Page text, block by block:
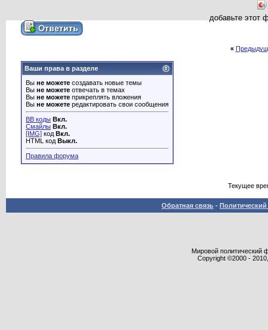
добавьте этот
«
Ваши права в разделе
Вы не можете создавать новые темы
Вы не можете отвечать в темах
Вы не можете прикреплять вложения
Вы не можете редактировать свои сообщения
BB коды Вкл.
Смайлы Вкл.
[IMG] код Вкл.
HTML код Выкл.
Правила форума
Текущее
Обратная связь -
Мировой политический
Copyright ©2000 -